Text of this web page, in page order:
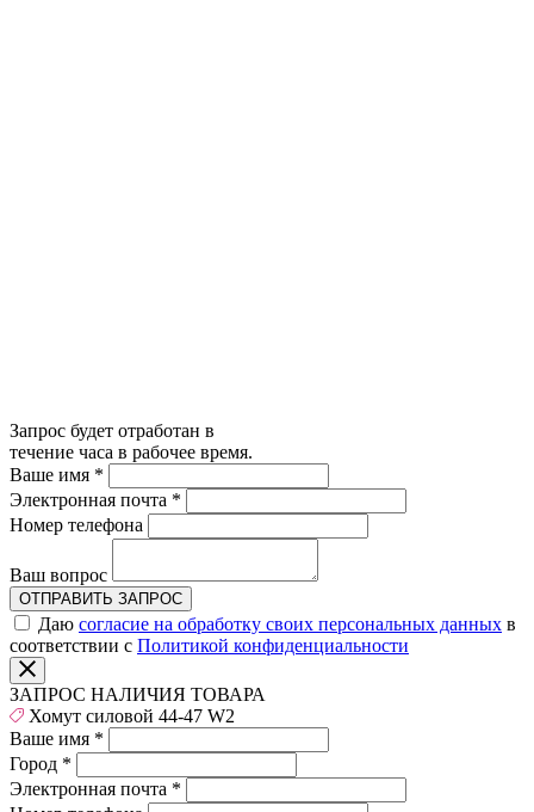
Запрос будет отработан в
течение часа в рабочее время.
Ваше имя *
Электронная почта *
Номер телефона
Ваш вопрос
ОТПРАВИТЬ ЗАПРОС
Даю согласие на обработку своих персональных данных в
соответствии с Политикой конфиденциальности
ЗАПРОС НАЛИЧИЯ ТОВАРА
Хомут силовой 44-47 W2
Ваше имя *
Город *
Электронная почта *